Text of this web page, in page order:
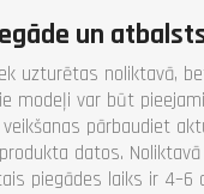
un
uzturētas noliktavā,
modeļi var būt
pārbaudiet
datos.
piegādes laiks ir 4–6